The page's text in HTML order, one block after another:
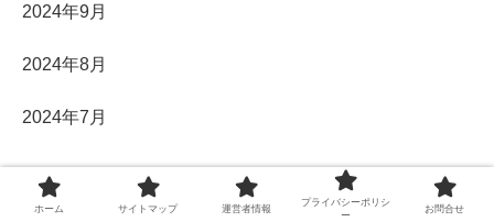
2024年9月
2024年8月
2024年7月
ホーム サイトマップ 運営者情報
プライバシーポリシ
ー
お問合せ